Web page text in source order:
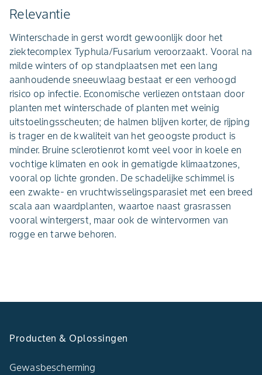
Relevantie
Winterschade in gerst wordt gewoonlijk door het
ziektecomplex Typhula/Fusarium veroorzaakt. Vooral na
milde winters of op standplaatsen met een lang
aanhoudende sneeuwlaag bestaat er een verhoogd
risico op infectie. Economische verliezen ontstaan door
planten met winterschade of planten met weinig
uitstoelingsscheuten; de halmen blijven korter, de rijping
is trager en de kwaliteit van het geoogste product is
minder. Bruine sclerotienrot komt veel voor in koele en
vochtige klimaten en ook in gematigde klimaatzones,
vooral op lichte gronden. De schadelijke schimmel is
een zwakte- en vruchtwisselingsparasiet met een breed
scala aan waardplanten, waartoe naast grasrassen
vooral wintergerst, maar ook de wintervormen van
rogge en tarwe behoren.
Producten & Oplossingen
Gewasbescherming